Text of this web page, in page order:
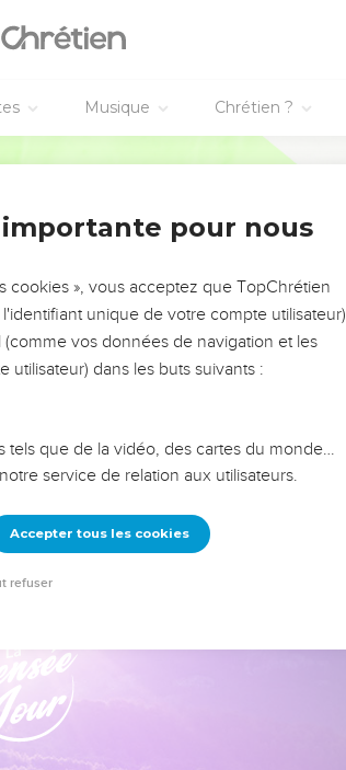
Musique Chrétien ?
!
Mais on voit
que ce sont
erreurs
leurs erreurs
ou une famille,
pour nous
cookies », vous acceptez que TopChrétien
unique de votre compte utilisateur)
vos données de navigation et les
dans les buts suivants :
tels que de la vidéo, des cartes du monde…
service de relation aux utilisateurs.
Accepter tous les cookies
refuser